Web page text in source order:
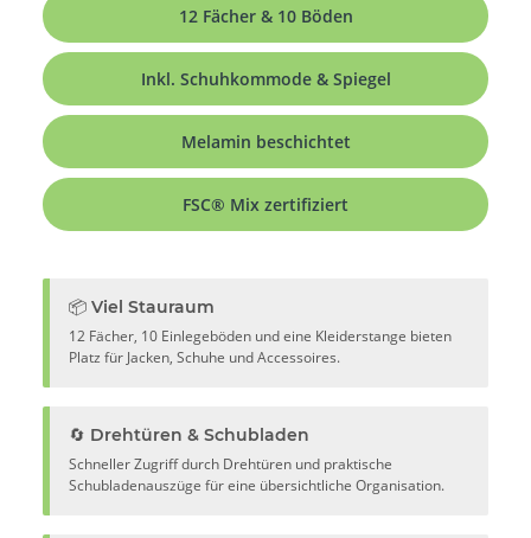
12 Fächer & 10 Böden
Inkl. Schuhkommode & Spiegel
Melamin beschichtet
FSC® Mix zertifiziert
📦 Viel Stauraum
12 Fächer, 10 Einlegeböden und eine Kleiderstange bieten
Platz für Jacken, Schuhe und Accessoires.
🔄 Drehtüren & Schubladen
Schneller Zugriff durch Drehtüren und praktische
Schubladenauszüge für eine übersichtliche Organisation.